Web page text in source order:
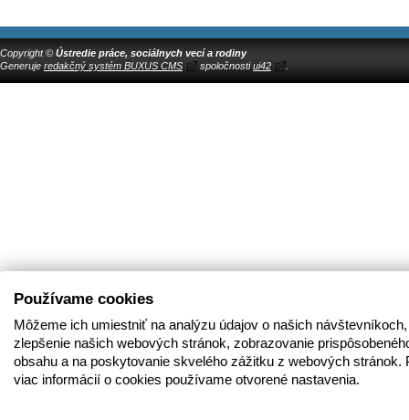
Copyright © Ústredie práce, sociálnych vecí a rodiny
Generuje redakčný systém BUXUS CMS spoločnostiui42
Používame cookies
Môžeme ich umiestniť na analýzu údajov o našich
zlepšenie našich webových stránok, zobrazovanie
obsahu a na poskytovanie skvelého zážitku z webových stránok.
viac informácií o cookies používame otvorené nastavenia.